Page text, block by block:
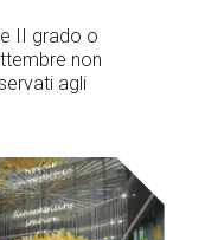
II grado o
non
agli